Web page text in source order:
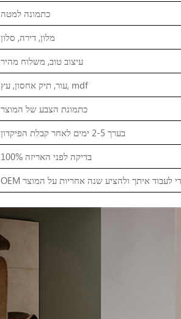
כתמונה למטה
מלון, דירה, סלון
עיצוב טוב, משלוח מהיר
עור, תיק אחסון, עץ, mdf
כתמונת הצבע של המוצר
בערך 2-5 ימים לאחר קבלת הפיקדון
100% בדיקה לפני האריזה